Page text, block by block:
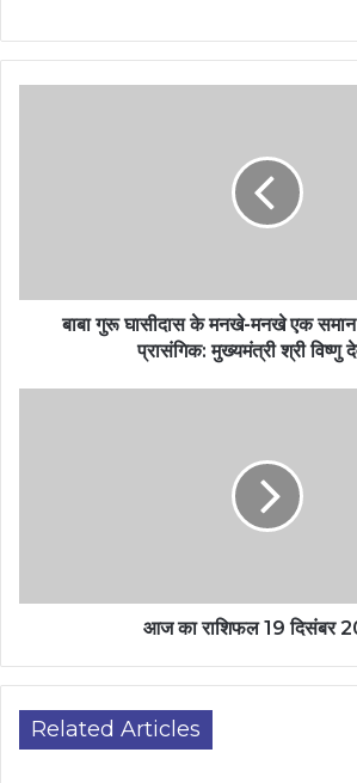
बाबा गुरू घासीदास के मनखे-मनखे एक
प्रासंगिक: मुख्यमंत्री श्री विष्णु
आज का राशिफल 19 दिसंबर
Related Articles